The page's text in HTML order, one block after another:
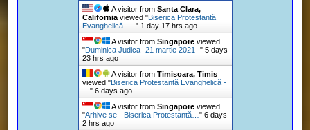
A visitor from Santa Clara,
Californiaviewed "Biserica Protestantă
Evanghelică -… " 1 day 17 hrs ago
A visitor from Singaporeviewed
"Duminica Judica -21 martie 2021 -" 5 days
23 hrs ago
A visitor from Timisoara, Timis
viewed "Biserica Protestantă Evanghelică -
" 6 days ago
A visitor from Singaporeviewed
"Arhive se - Biserica Protestantă… " 6 days
2 hrs ago